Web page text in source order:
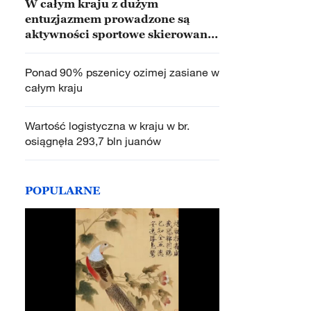
W całym kraju z dużym
entuzjazmem prowadzone są
aktywności sportowe skierowane
Ponad 90% pszenicy ozimej zasiane w
całym kraju
Wartość logistyczna w kraju w br.
osiągnęła 293,7 bln juanów
POPULARNE